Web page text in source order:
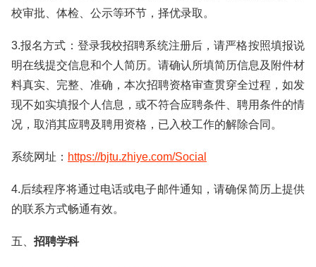
校审批、体检、公示等环节，择优录取。
3.报名方式：登录我校招聘系统注册后，请严格按照填报说
明在线提交信息和个人简历。请确认所填简历信息及附件材
料真实、完整、准确，本次招聘资格审查贯穿全过程，如发
现不如实填报个人信息，或不符合应聘条件、聘用条件的情
况，取消其应聘及聘用资格，已入校工作的解除合同。
系统网址： https://bjtu.zhiye.com/Social
4.后续程序将通过电话或电子邮件通知，请确保简历上提供
的联系方式畅通有效。
五、 招聘学科